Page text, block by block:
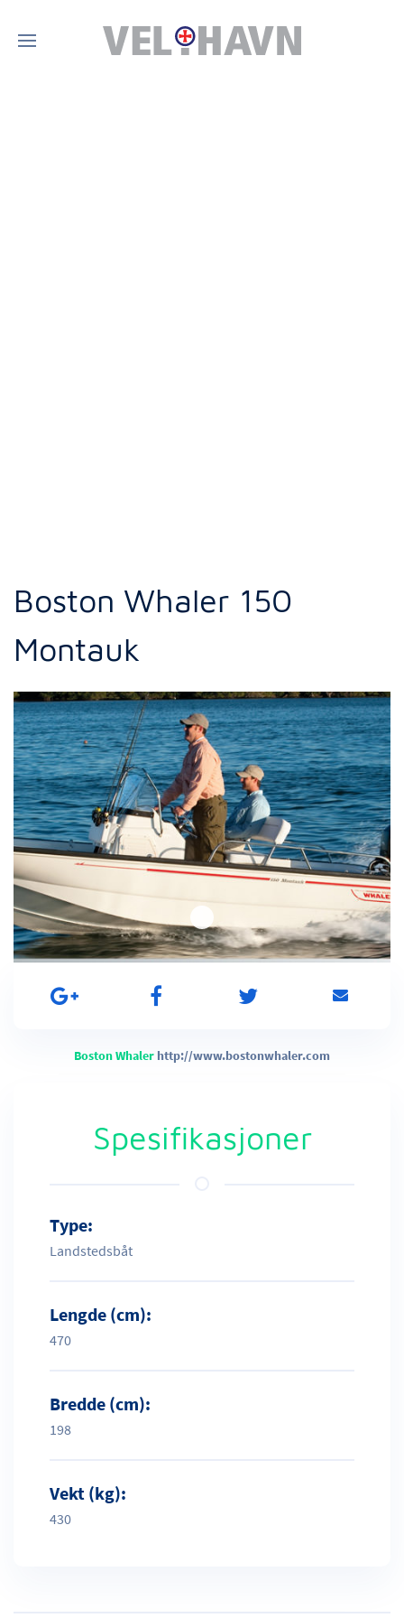
Boston Whaler 150
Montauk
Boston Whaler http://www.bostonwhaler.com
Spesifikasjoner
Type:
Landstedsbåt
Lengde (cm):
470
Bredde (cm):
198
Vekt (kg):
430